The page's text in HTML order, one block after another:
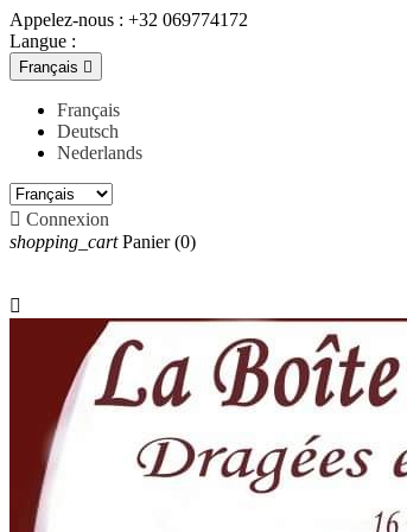
Appelez-nous : +32 069774172
Langue :
Français 
Français
Deutsch
Nederlands
 Connexion
shopping_cart Panier (0)
